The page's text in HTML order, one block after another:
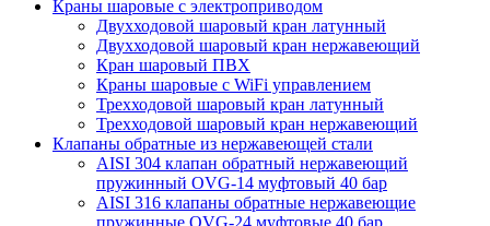
Краны шаровые с электроприводом
Двухходовой шаровый кран латунный
Двухходовой шаровый кран нержавеющий
Кран шаровый ПВХ
Краны шаровые с WiFi управлением
Трехходовой шаровый кран латунный
Трехходовой шаровый кран нержавеющий
Клапаны обратные из нержавеющей стали
AISI 304 клапан обратный нержавеющий
пружинный OVG-14 муфтовый 40 бар
AISI 316 клапаны обратные нержавеющие
пружинные OVG-24 муфтовые 40 бар